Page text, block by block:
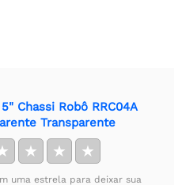
Chassi Robô RRC04A
Transparente
★ ★ ★
uma estrela para deixar sua